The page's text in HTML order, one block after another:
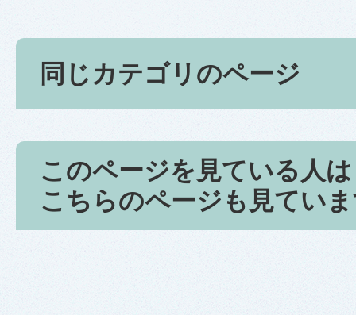
同じカテゴリのページ
このページを見ている人は
こちらのページも見てい